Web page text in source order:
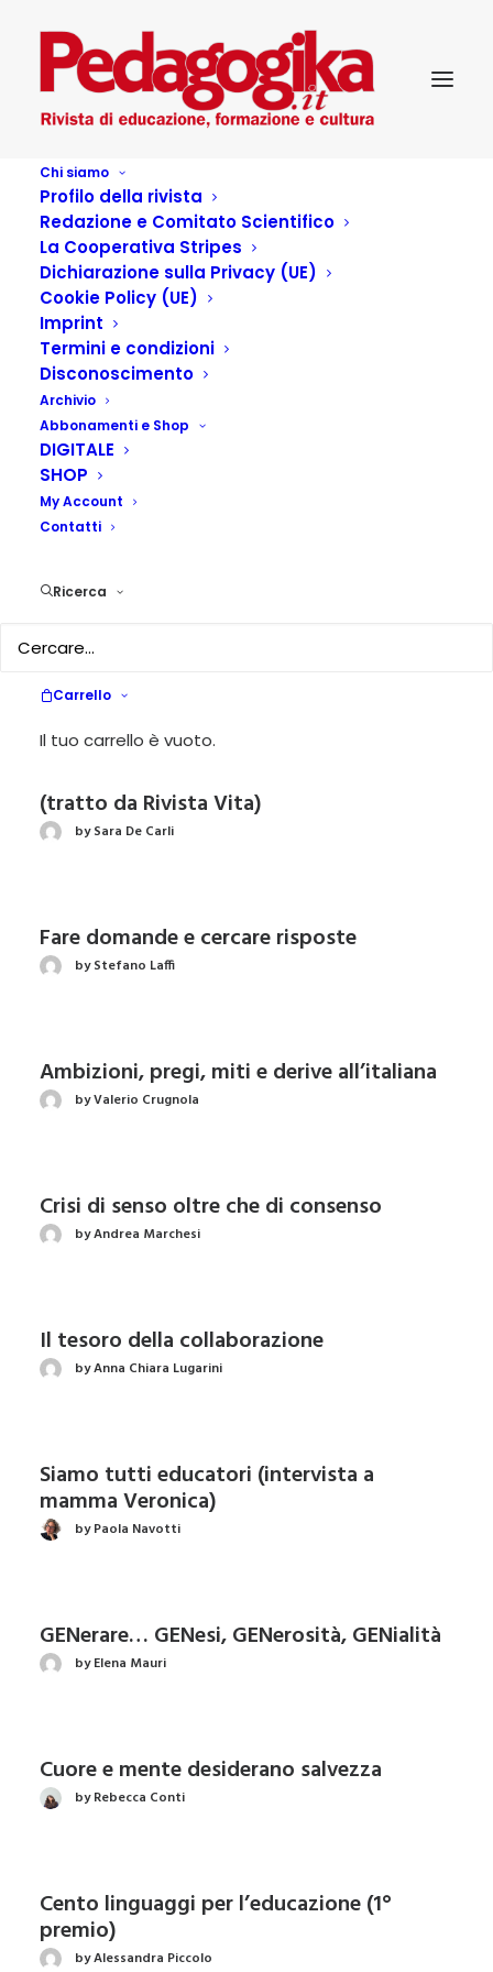
Chi siamo
Profilo della rivista
Redazione e Comitato Scientifico
La Cooperativa Stripes
Dichiarazione sulla Privacy (UE)
Cookie Policy (UE)
Imprint
Termini e condizioni
Disconoscimento
Archivio
Abbonamenti e Shop
DIGITALE
SHOP
My Account
Contatti
Ricerca
Carrello
Il tuo carrello è vuoto.
Pedagogika_27_2
Articoli dell'autore
Cento linguaggi per l’educazione (1°
premio)
by Alessandra Piccolo
Chi sceglie per passione? Un eroe
(tratto da Rivista Vita)
by Sara De Carli
Fare domande e cercare risposte
by Stefano Laffi
Ambizioni, pregi, miti e derive all’italiana
by Valerio Crugnola
Crisi di senso oltre che di consenso
by Andrea Marchesi
Il tesoro della collaborazione
by Anna Chiara Lugarini
Siamo tutti educatori (intervista a
mamma Veronica)
by Paola Navotti
GENerare… GENesi, GENerosità, GENialità
by Elena Mauri
Cuore e mente desiderano salvezza
by Rebecca Conti
Cento linguaggi per l’educazione (1°
premio)
by Alessandra Piccolo